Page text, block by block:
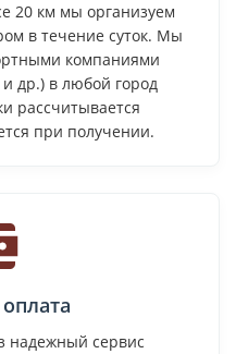
20 км мы организуем
в течение суток. Мы
компаниями
др.) в любой город
рассчитывается
при получении.
надежный сервис